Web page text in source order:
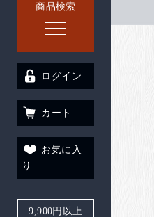
商品検索
ログイン
カート
お気に入
り
9,900円以上